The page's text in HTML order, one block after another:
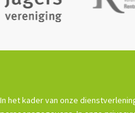
In het kader van onze